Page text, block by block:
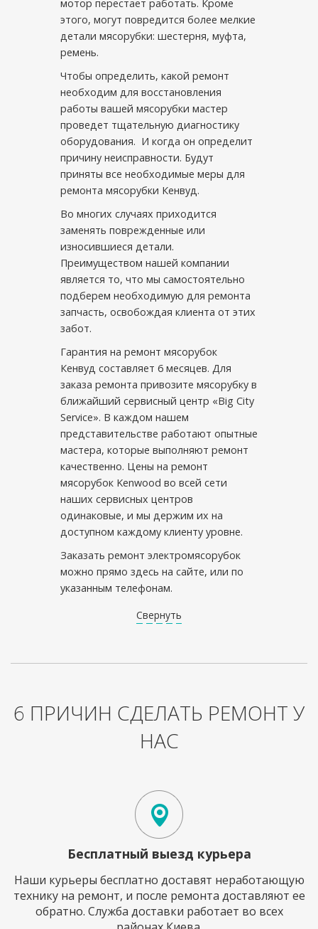
мотор перестает работать. Кроме
этого, могут повредится более мелкие
детали мясорубки: шестерня, муфта,
ремень.
Чтобы определить, какой ремонт
необходим для восстановления
работы вашей мясорубки мастер
проведет тщательную диагностику
оборудования. И когда он определит
причину неисправности. Будут
приняты все необходимые меры для
ремонта мясорубки Кенвуд.
Во многих случаях приходится
заменять поврежденные или
износившиеся детали.
Преимуществом нашей компании
является то, что мы самостоятельно
подберем необходимую для ремонта
запчасть, освобождая клиента от этих
забот.
Гарантия на ремонт мясорубок
Кенвуд составляет 6 месяцев. Для
заказа ремонта привозите мясорубку в
ближайший сервисный центр «Big City
Service». В каждом нашем
представительстве работают опытные
мастера, которые выполняют ремонт
качественно. Цены на ремонт
мясорубок Kenwood во всей сети
наших сервисных центров
одинаковые, и мы держим их на
доступном каждому клиенту уровне.
Заказать ремонт электромясорубок
можно прямо здесь на сайте, или по
указанным телефонам.
Свернуть
6 ПРИЧИН СДЕЛАТЬ РЕМОНТ У
НАС
Бесплатный выезд курьера
Наши курьеры бесплатно доставят неработающую
технику на ремонт, и после ремонта доставляют ее
обратно. Служба доставки работает во всех